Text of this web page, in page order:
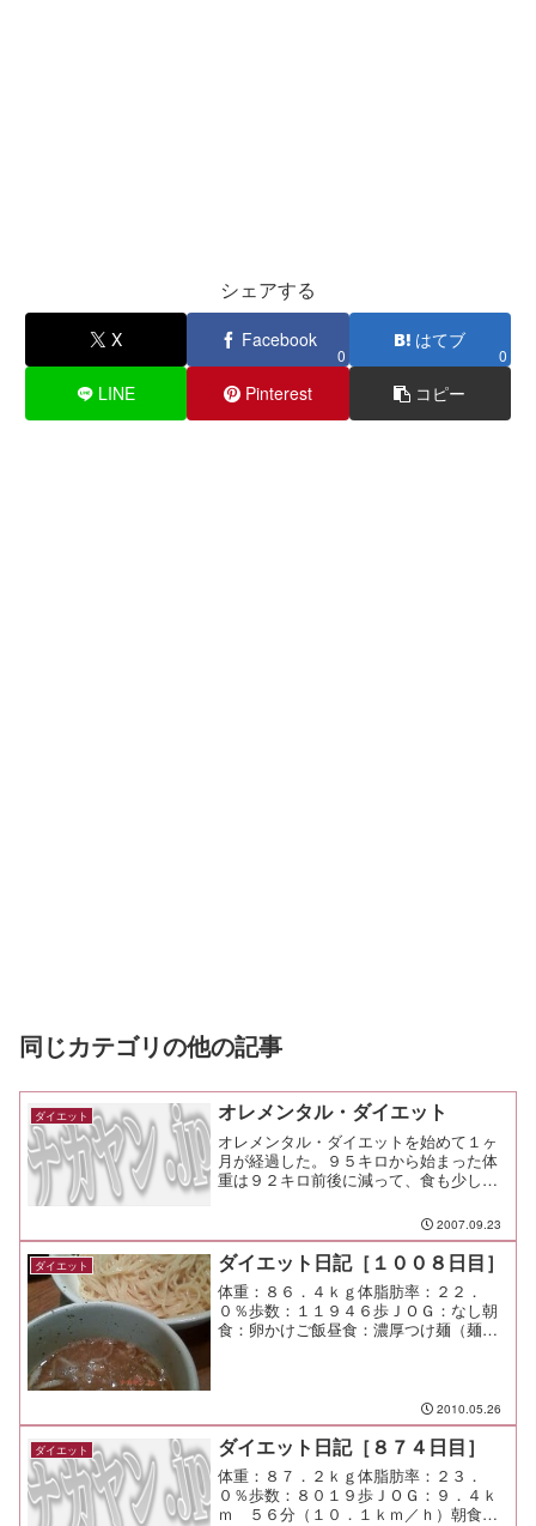
シェアする
X Facebook
0
はてブ
0
LINE Pinterest コピー
同じカテゴリの他の記事
ダイエット オレメンタル・ダイエット
オレメンタル・ダイエットを始めて１ヶ
月が経過した。９５キロから始まった体
重は９２キロ前後に減って、食も少しだ
メンタル・ダイエットについて解説しと
く。
2007.09.23
ダイエット ダイエット日記［１００８日目］
体重：８６．４ｋｇ体脂肪率：２２．
０％歩数：１１９４６歩ＪＯＧ：なし朝
食：卵かけご飯昼食：濃厚つけ麺（麺屋
2010.05.26
ダイエット ダイエット日記［８７４日目］
体重：８７．２ｋｇ体脂肪率：２３．
０％歩数：８０１９歩ＪＯＧ：９．４ｋ
ｍ ５６分（１０．１ｋｍ／ｈ）朝食：